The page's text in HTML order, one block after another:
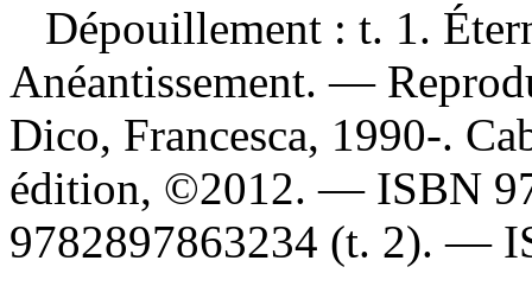
Dépouillement : t. 1.
Anéantissement. —
Dico, Francesca, 1990-.
édition, ©2012. — ISBN
9782897863234 (t. 2). —